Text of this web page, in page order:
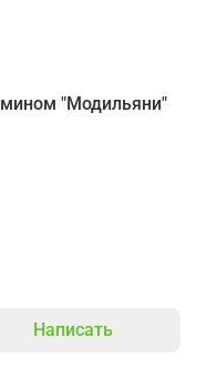
"Модильяни"
Написать